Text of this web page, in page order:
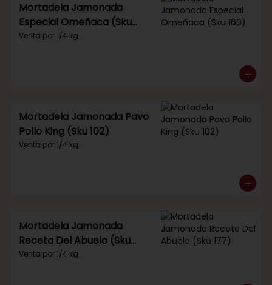
Mortadela Jamonada
Especial Omeñaca (Sku
160)
Venta por 1/4 kg.
Mortadela Jamonada Pavo
Pollo King (Sku 102)
Venta por 1/4 kg.
Mortadela Jamonada
Receta Del Abuelo (Sku
177)
Venta por 1/4 kg.